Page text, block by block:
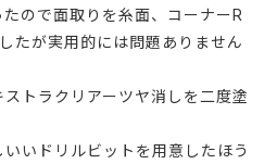
ので面取りを糸面、コーナーR
たが実用的には問題ありません
トラクリアーツヤ消しを二度塗
いドリルビットを用意したほう